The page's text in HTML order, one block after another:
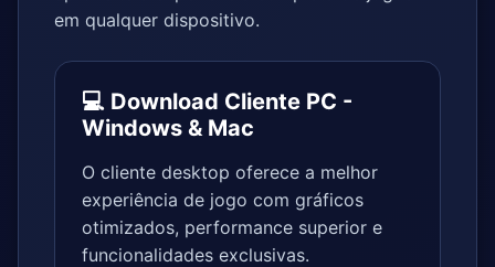
em qualquer dispositivo.
💻 Download Cliente PC -
Windows & Mac
O cliente desktop oferece a melhor
experiência de jogo com gráficos
otimizados, performance superior e
funcionalidades exclusivas.